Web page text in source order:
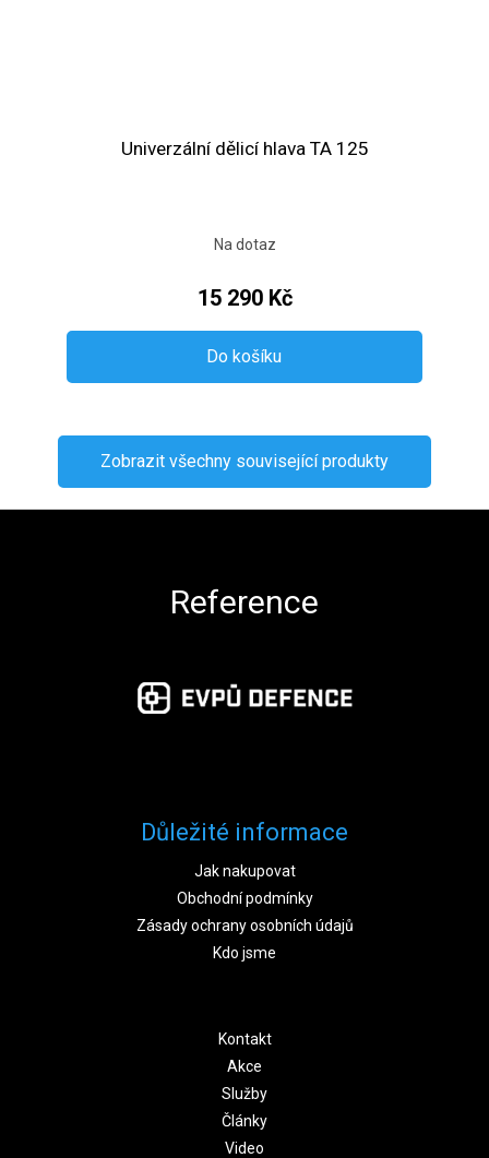
Univerzální dělicí hlava TA 125
Na dotaz
15 290 Kč
Do košíku
Zobrazit všechny související produkty
Reference
Důležité informace
Jak nakupovat
Obchodní podmínky
Zásady ochrany osobních údajů
Kdo jsme
Kontakt
Akce
Služby
Články
Video